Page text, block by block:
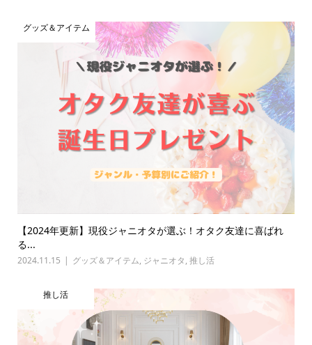
グッズ＆アイテム
【2024年更新】現役ジャニオタが選ぶ！オタク友達に喜ばれ
る...
2024.11.15 グッズ＆アイテム, ジャニオタ, 推し活
推し活